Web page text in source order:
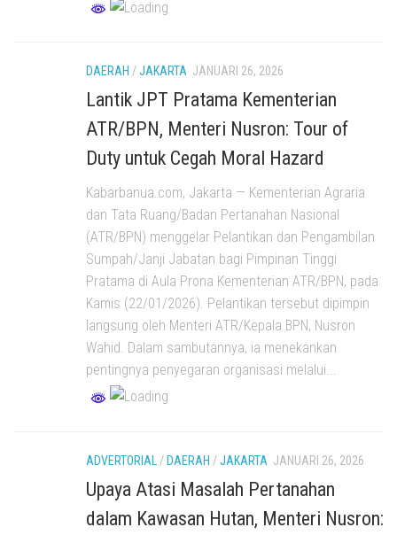
DAERAH /JAKARTA JANUARI 26, 2026
Lantik JPT Pratama Kementerian
ATR/BPN, Menteri Nusron: Tour of
Duty untuk Cegah Moral Hazard
Kabarbanua.com, Jakarta — Kementerian Agraria
dan Tata Ruang/Badan Pertanahan Nasional
(ATR/BPN) menggelar Pelantikan dan Pengambilan
Sumpah/Janji Jabatan bagi Pimpinan Tinggi
Pratama di Aula Prona Kementerian ATR/BPN, pada
Kamis (22/01/2026). Pelantikan tersebut dipimpin
langsung oleh Menteri ATR/Kepala BPN, Nusron
Wahid. Dalam sambutannya, ia menekankan
pentingnya penyegaran organisasi melalui...
ADVERTORIAL / DAERAH /JAKARTA JANUARI 26, 2026
Upaya Atasi Masalah Pertanahan
dalam Kawasan Hutan, Menteri Nusron: